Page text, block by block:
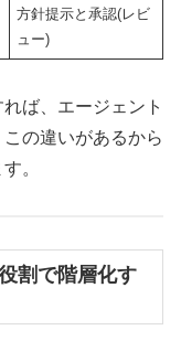
方針提示と承認(レビ
ュー)
ば、エージェント
の違いがあるから
。
割で階層化す